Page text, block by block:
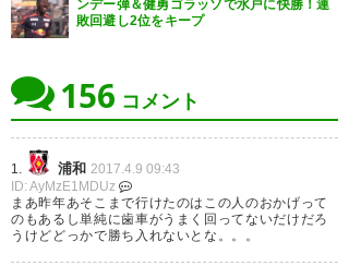
大宮アルディージャをＪ２降格
から１年で昇格に導くという優
れた手腕を持つ、渋谷監督は２
０１７シーズン、まさかの開幕
６連敗。 Ｊリーグファンの心に
渋谷監督は解任してほしくない
なぁ…しないと思うけど
— ☆助川和代☆ (kazupper)
2017, 4月 8
ンデー弾＆健勇ゴラッソで水戸に快勝！連
敗回避し2位をキープ
156 コメント
1. 浦和 2017.4.9 09:43
ID: AyMzE1MDUz
まあ昨年あそこまで行けたのはこの人のおかげって
のもあるし単純に歯車がうまく回ってないだけだろ
うけどどっかで勝ち入れないとな。。。